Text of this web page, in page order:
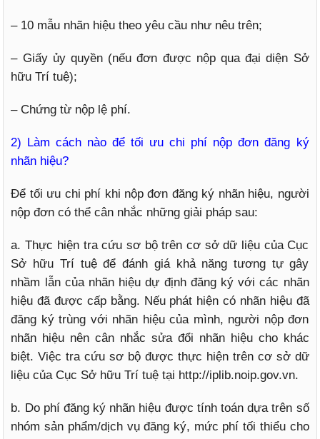
– 10 mẫu nhãn hiệu theo yêu cầu như nêu trên;
– Giấy ủy quyền (nếu đơn được nộp qua đại diện Sở
hữu Trí tuệ);
– Chứng từ nộp lệ phí.
2) Làm cách nào để tối ưu chi phí nộp đơn đăng ký
nhãn hiệu?
Để tối ưu chi phí khi nộp đơn đăng ký nhãn hiệu, người
nộp đơn có thể cân nhắc những giải pháp sau:
a. Thực hiện tra cứu sơ bộ trên cơ sở dữ liệu của Cục
Sở hữu Trí tuệ để đánh giá khả năng tương tự gây
nhầm lẫn của nhãn hiệu dự định đăng ký với các nhãn
hiệu đã được cấp bằng. Nếu phát hiện có nhãn hiệu đã
đăng ký trùng với nhãn hiệu của mình, người nộp đơn
nhãn hiệu nên cân nhắc sửa đổi nhãn hiệu cho khác
biệt. Việc tra cứu sơ bộ được thực hiện trên cơ sở dữ
liệu của Cục Sở hữu Trí tuệ tại http://iplib.noip.gov.vn.
b. Do phí đăng ký nhãn hiệu được tính toán dựa trên số
nhóm sản phẩm/dịch vụ đăng ký, mức phí tối thiểu cho